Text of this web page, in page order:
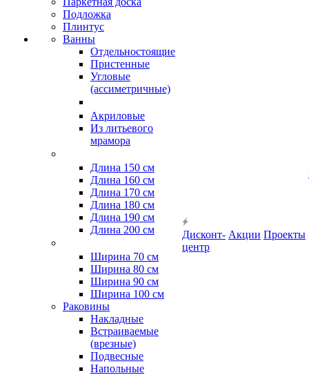
Подложка
Плинтус
Ванны
Отдельностоящие
Пристенные
Угловые
(ассиметричные)
Акриловые
Из литьевого
мрамора
Длина 150 см
Длина 160 см
Длина 170 см
Длина 180 см
Длина 190 см
Длина 200 см
Ширина 70 см
Ширина 80 см
Ширина 90 см
Ширина 100 см
Раковины
Накладные
Встраиваемые
(врезные)
Подвесные
Напольные
Дисконт-
центр
Акции Проекты